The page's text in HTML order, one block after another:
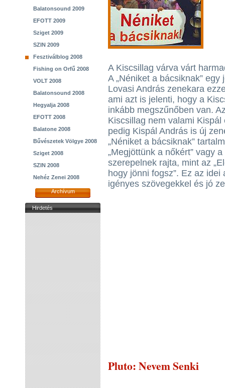
Balatonsound 2009
EFOTT 2009
Sziget 2009
SZIN 2009
Fesztiválblog 2008
Fishing on Orfű 2008
VOLT 2008
Balatonsound 2008
Hegyalja 2008
EFOTT 2008
Balatone 2008
Bűvészetek Völgye 2008
Sziget 2008
SZIN 2008
Nehéz Zenei 2008
Archívum
Hirdetés
A Kiscsillag várva várt
A „Néniket a bácsiknak”
Lovasi András zenekara
ami azt is jelenti, hogy a
inkább megszűnőben van.
Kiscsillag nem valami
pedig Kispál András is új
„Néniket a bácsiknak”
„Megjöttünk a nőkért” vagy
szerepelnek rajta, mint az
hogy jönni fogsz”. Ez az
igényes szövegekkel és jó
Pluto: Nevem Senki